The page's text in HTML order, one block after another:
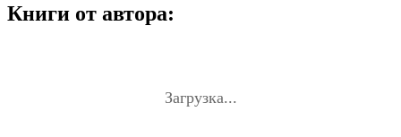
Книги от автора:
Загрузка...